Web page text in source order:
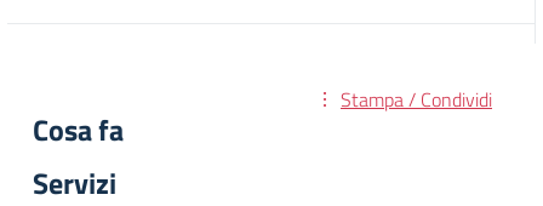
Stampa / Condividi
Cosa fa
Servizi